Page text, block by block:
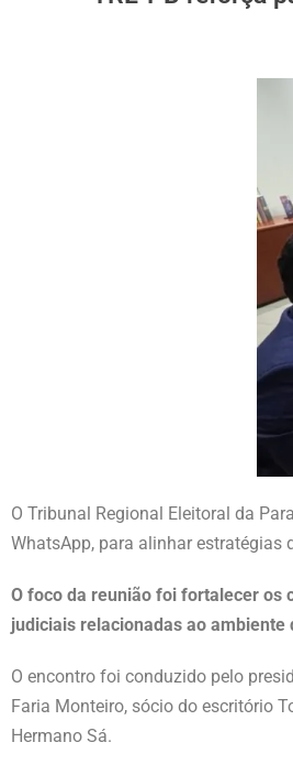
O Tribunal Regional Eleitoral da
WhatsApp, para alinhar estratégias
O foco da reunião foi fortalecer os
judiciais relacionadas ao ambiente
O encontro foi conduzido pelo
Faria Monteiro, sócio do escritório
Hermano Sá.